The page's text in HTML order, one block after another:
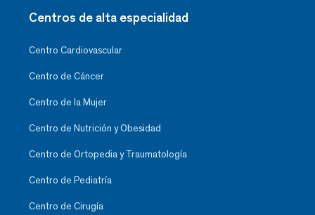
Centros de alta especialidad
Centro Cardiovascular
Centro de Cáncer
Centro de la Mujer
Centro de Nutrición y Obesidad
Centro de Ortopedia y Traumatología
Centro de Pediatría
Centro de Cirugía